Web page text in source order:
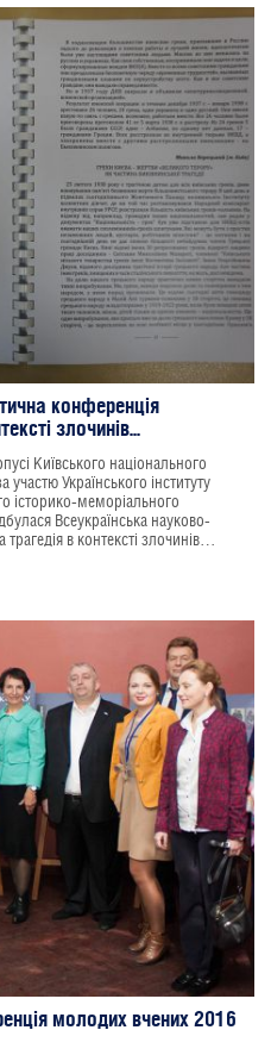
конференція
злочинів...
Київського національного
участю Українського інституту
історико-меморіального
Всеукраїнська науково-
в контексті злочинів
молодих вчених 2016